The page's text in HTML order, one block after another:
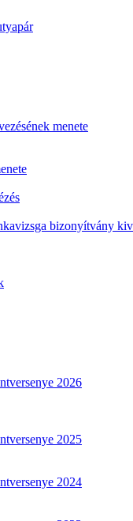
menete
bizonyítvány
2026
2025
2024